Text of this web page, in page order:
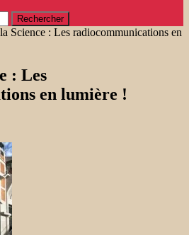
Science : Les radiocommunications en
: Les
en lumière !